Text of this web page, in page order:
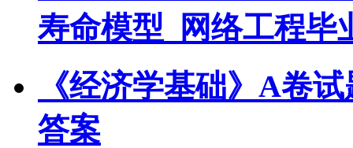
寿命模型_网络工程毕
《经济学基础》A卷
答案